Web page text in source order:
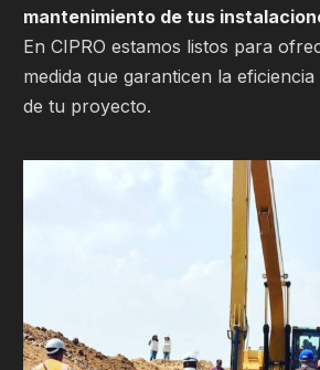
mantenimiento de tus
En CIPRO estamos listos para
medida que garanticen la
de tu proyecto.